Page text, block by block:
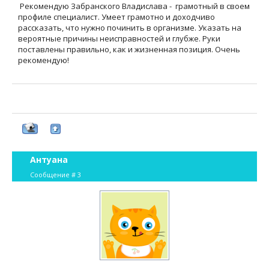
Рекомендую Забранского Владислава - грамотный в своем
профиле специалист. Умеет грамотно и доходчиво
рассказать, что нужно починить в организме. Указать на
вероятные причины неисправностей и глубже. Руки
поставлены правильно, как и жизненная позиция. Очень
рекомендую!
Антуана
Сообщение # 3